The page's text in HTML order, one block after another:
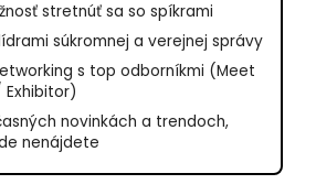
stretnúť sa so spíkrami
súkromnej a verejnej správy
s top odborníkmi (Meet
novinkách a trendoch,
nenájdete